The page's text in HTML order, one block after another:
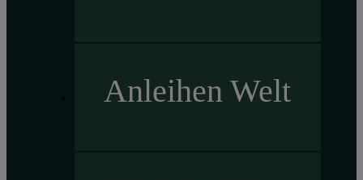
Anleihen Welt